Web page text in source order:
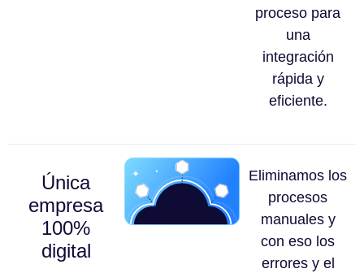
proceso para
una
integración
rápida y
eficiente.
Única
empresa
100%
digital
Eliminamos los
procesos
manuales y
con eso los
errores y el